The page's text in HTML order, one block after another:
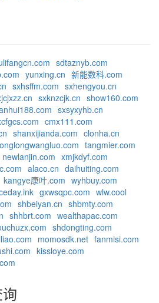
sdtaznyb.com
yunxing.cn 新能数科.com
sxhsffm.com sxhengyou.cn
sxknzcjk.cn show160.com
sxsyxyhb.cn
cmx111.com
shanxijianda.com clonha.cn
tangmier.com
newlanjin.com xmjkdyf.com
alaco.cn daihuiting.com
kangye康叶.com wyhbuy.com
gxwsqpc.com wlw.cool
shbeiyan.cn shbmty.com
shhbrt.com wealthapac.com
shdongting.com
momosdk.net fanmisi.com
kissloye.com